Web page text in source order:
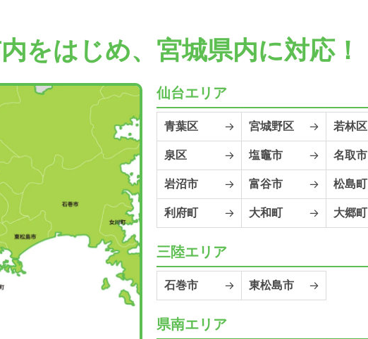
をはじめ、 宮城県内に対応！
仙台エリア
青葉区 宮城野区 若林区
泉区 塩竈市 名取市
岩沼市 富谷市 松島町
利府町 大和町 大郷町
三陸エリア
石巻市 東松島市
県南エリア